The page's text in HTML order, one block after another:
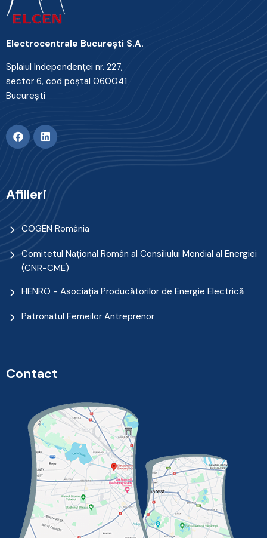
Electrocentrale Bucureşti S.A.
Splaiul Independenţei nr. 227,
sector 6, cod poştal 060041
Bucureşti
Afilieri
COGEN România
Comitetul Naţional Român al Consiliului Mondial al Energiei
(CNR-CME)
HENRO - Asociația Producătorilor de Energie Electrică
Patronatul Femeilor Antreprenor
Contact